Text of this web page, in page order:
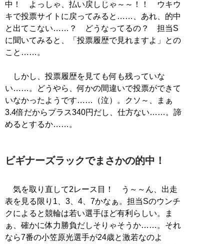
中！ よっしゃ、払い戻しじゃ～～！！ ウキウ
キで投票サイトに戻ってみると……、あれ、的中
と出てこない……？ どうなってるの？ 担当S
に聞いてみると、「投票履歴で見れますよ」との
こと……。
しかし、投票履歴を見ても何も残っていな
い……。どうやら、何かの間違いで投票ができて
いなかったようです……（泣）。クソ～、まぁ
3.4倍だからプラス340円だし、仕方ない……。諦
めるとするか……。
ビギナーズラックでまさかの的中！
気を取り直して2レース目！ う～～ん、出走
表を見る限り1、3、4、7かなぁ。担当Sのウンチ
クによると競輪は若い選手ほど有利らしい。ま
ぁ、確かに体力勝負だしそりゃそうか……。それ
なら7番の小笠原光選手が24歳と激若なのよ